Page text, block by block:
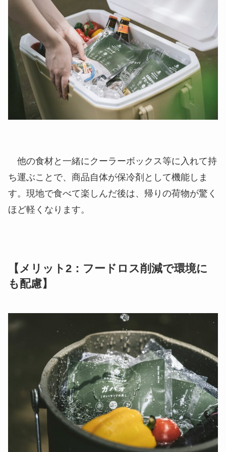
他の食材と一緒にクーラーボックス等に入れて持
ち運ぶことで、 商品自体が保冷剤として機能 しま
す。現地で食べて楽しんだ後は、帰りの荷物が驚く
ほど軽くなります。
【メリット2：フードロス削減で環境に
も配慮】